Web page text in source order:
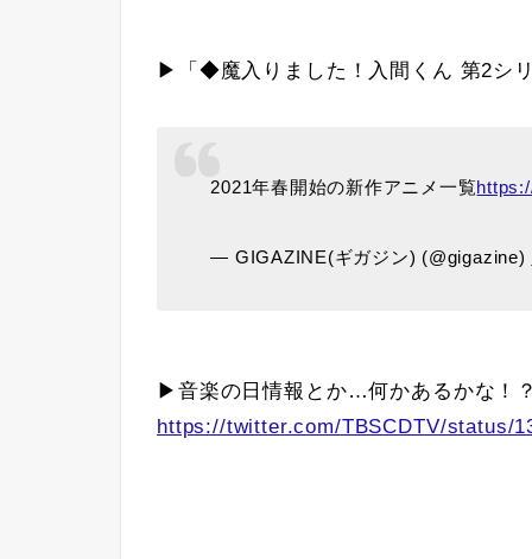
▶「◆魔入りました！入間くん 第2シ
2021年春開始の新作アニメ一覧
— GIGAZINE(ギガジン) (@gigazine)
▶音楽の日情報とか…何かあるかな！
https://twitter.com/TBSCDTV/status/